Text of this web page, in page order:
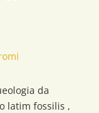
da
latim fossilis ,